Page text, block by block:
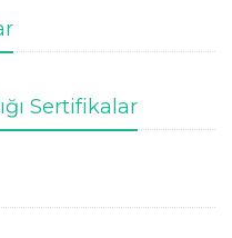
Sertifikalar